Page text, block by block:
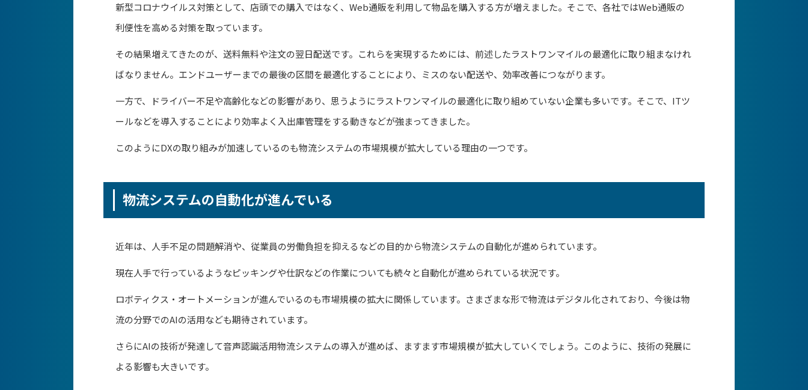
新型コロナウイルス対策として、店頭での購入ではなく、Web通販を利用して物品を購入する方が増えました。そこで、各社ではWeb通販の
利便性を高める対策を取っています。
その結果増えてきたのが、送料無料や注文の翌日配送です。これらを実現するためには、前述したラストワンマイルの最適化に取り組まなけれ
ばなりません。エンドユーザーまでの最後の区間を最適化することにより、ミスのない配送や、効率改善につながります。
一方で、ドライバー不足や高齢化などの影響があり、思うようにラストワンマイルの最適化に取り組めていない企業も多いです。そこで、ITツ
ールなどを導入することにより効率よく入出庫管理をする動きなどが強まってきました。
このようにDXの取り組みが加速しているのも物流システムの市場規模が拡大している理由の一つです。
物流システムの自動化が進んでいる
近年は、人手不足の問題解消や、従業員の労働負担を抑えるなどの目的から物流システムの自動化が進められています。
現在人手で行っているようなピッキングや仕訳などの作業についても続々と自動化が進められている状況です。
ロボティクス・オートメーションが進んでいるのも市場規模の拡大に関係しています。さまざまな形で物流はデジタル化されており、今後は物
流の分野でのAIの活用なども期待されています。
さらにAIの技術が発達して音声認識活用物流システムの導入が進めば、ますます市場規模が拡大していくでしょう。このように、技術の発展に
よる影響も大きいです。